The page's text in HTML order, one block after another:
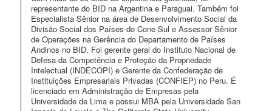
representante do BID na Argentina e Paraguai. Também foi
Especialista Sênior na área de Desenvolvimento Social da
Divisão Social dos Países do Cone Sul e Assessor Sênior
de Operações na Gerência do Departamento de Países
Andinos no BID. Foi gerente geral do Instituto Nacional de
Defesa da Competência e Proteção da Propriedade
Intelectual (INDECOPI) e Gerente da Confederação de
Instituições Empresariais Privadas (CONFIEP) no Peru. É
licenciado em Administração de Empresas pela
Universidade de Lima e possui MBA pela Universidade San